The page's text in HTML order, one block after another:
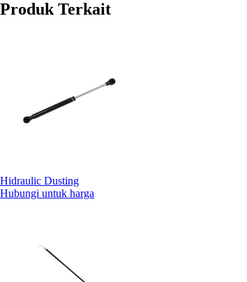
Produk Terkait
Hidraulic Dusting
Hubungi untuk harga